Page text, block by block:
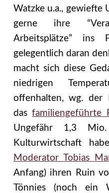
Watzke u.a., gewiefte
gerne ihre
Arbeitsplätze” ins
gelegentlich daran
macht sich diese
niedrigen
offenhalten, wg. der
dasfamiliengeführte
Ungefähr 1,3
Kulturwirtschaft
Moderator Tobias
Anfang) ihren Ruin
Tönnies (noch ein